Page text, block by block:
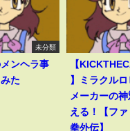
未分類
ンヘラ事
た
【
】ミラクル
メーカーの
える！【フ
拳外伝】